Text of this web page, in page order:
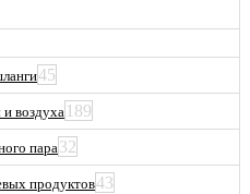
45
воздуха 189
пара32
продуктов43